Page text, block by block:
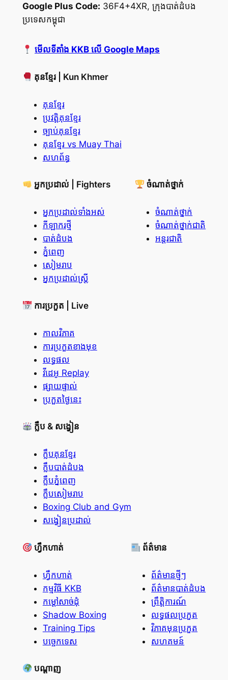
Google Plus Code: 36F4+4XR, ក្រុងបាត់ដំបង
ប្រទេសកម្ពុជា
មើលទីតាំង KKB លើ Google Maps
គុនខ្មែរ | Kun Khmer
គុនខ្មែរ
ប្រវត្តិគុនខ្មែរ
ច្បាប់គុនខ្មែរ
គុនខ្មែរ vs Muay Thai
សហព័ន្ធ
អ្នកប្រដាល់ | Fighters
អ្នកប្រដាល់ទាំងអស់
កីឡាករថ្មី
បាត់ដំបង
ភ្នំពេញ
សៀមរាប
អ្នកប្រដាល់ស្ត្រី
ចំណាត់ថ្នាក់
ចំណាត់ថ្នាក់
ចំណាត់ថ្នាក់ជាតិ
អន្តរជាតិ
ការប្រកួត | Live
កាលវិភាគ
ការប្រកួតខាងមុខ
លទ្ធផល
វីដេអូ Replay
ផ្សាយផ្ទាល់
ប្រកួតថ្ងៃនេះ
ក្លឹប & សង្វៀន
ក្លឹបគុនខ្មែរ
ក្លឹបបាត់ដំបង
ក្លឹបភ្នំពេញ
ក្លឹបសៀមរាប
Boxing Club and Gym
សង្វៀនប្រដាល់
ហ្វឹកហាត់
ហ្វឹកហាត់
កម្មវិធី KKB
កម្ដៅសាច់ដុំ
Shadow Boxing
Training Tips
បច្ចេកទេស
ព័ត៌មាន
ព័ត៌មានថ្មីៗ
ព័ត៌មានបាត់ដំបង
ព្រឹត្តិការណ៍
លទ្ធផលប្រកួត
វិភាគមុនប្រកួត
សហគមន៍
បណ្តាញ